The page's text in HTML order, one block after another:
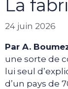
La
24 juin 2026
Par A.
une sorte de
lui seul
d’un pays de